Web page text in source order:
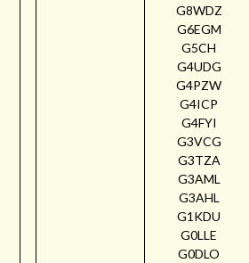
G8WDZ
G6EGM
G5CH
G4UDG
G4PZW
G4ICP
G4FYI
G3VCG
G3TZA
G3AML
G3AHL
G1KDU
G0LLE
G0DLO